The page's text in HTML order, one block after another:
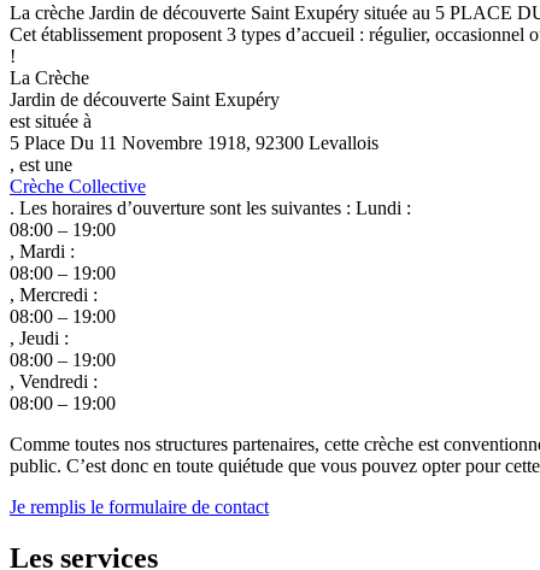
La crèche Jardin de découverte Saint Exupéry située au 5 PLACE
Cet établissement proposent 3 types d’accueil : régulier,
!
La Crèche
Jardin de découverte Saint Exupéry
est située à
5 Place Du 11 Novembre 1918, 92300 Levallois
, est une
Crèche Collective
. Les horaires d’ouverture sont les suivantes : Lundi :
08:00 – 19:00
, Mardi :
08:00 – 19:00
, Mercredi :
08:00 – 19:00
, Jeudi :
08:00 – 19:00
, Vendredi :
08:00 – 19:00
Comme toutes nos structures partenaires, cette crèche est
public. C’est donc en toute quiétude que vous pouvez opter pour
Je remplis le formulaire de contact
Les services